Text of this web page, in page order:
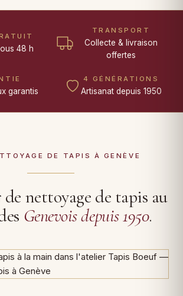
48 h
TRANSPORT
Collecte & livraison
offertes
garantis
4 GÉNÉRATIONS
Artisanat depuis 1950
DE TAPIS À GENÈVE
nettoyage de tapis au
Genevois depuis 1950.